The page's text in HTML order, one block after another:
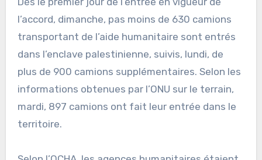
l’accord, dimanche, pas moins de 630 camions
transportant de l’aide humanitaire sont entrés
dans l’enclave palestinienne, suivis, lundi, de
plus de 900 camions supplémentaires. Selon les
informations obtenues par l’ONU sur le terrain,
mardi, 897 camions ont fait leur entrée dans le
territoire.